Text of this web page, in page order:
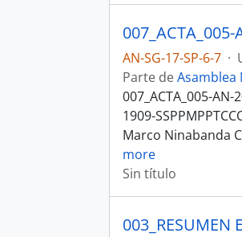
AN-SG-17-SP-6-7 ·
Parte deAsamblea
007_ACTA_005-
1909-
Marco Ninabanda
more
Sin título